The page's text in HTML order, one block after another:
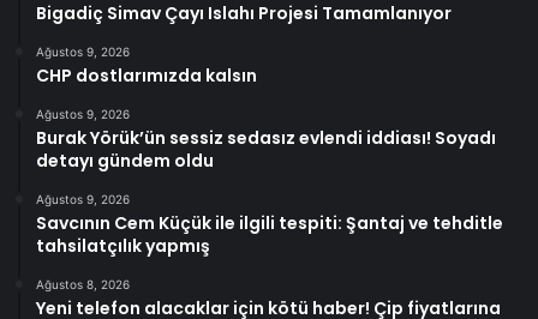
Bigadiç Simav Çayı Islahı Projesi Tamamlanıyor
Ağustos 9, 2026
CHP dostlarımızda kalsın
Ağustos 9, 2026
Burak Yörük’ün sessiz sedasız evlendi iddiası! Soyadı
detayı gündem oldu
Ağustos 9, 2026
Savcının Cem Küçük ile ilgili tespiti: Şantaj ve tehditle
tahsilatçılık yapmış
Ağustos 8, 2026
Yeni telefon alacaklar için kötü haber! Çip fiyatlarına